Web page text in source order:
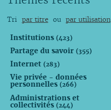
Tri par titre ou par utilisation
Institutions (423)
Partage du savoir (355)
Internet (283)
Vie privée - données
personnelles (266)
Administrations et
collectivités (244)